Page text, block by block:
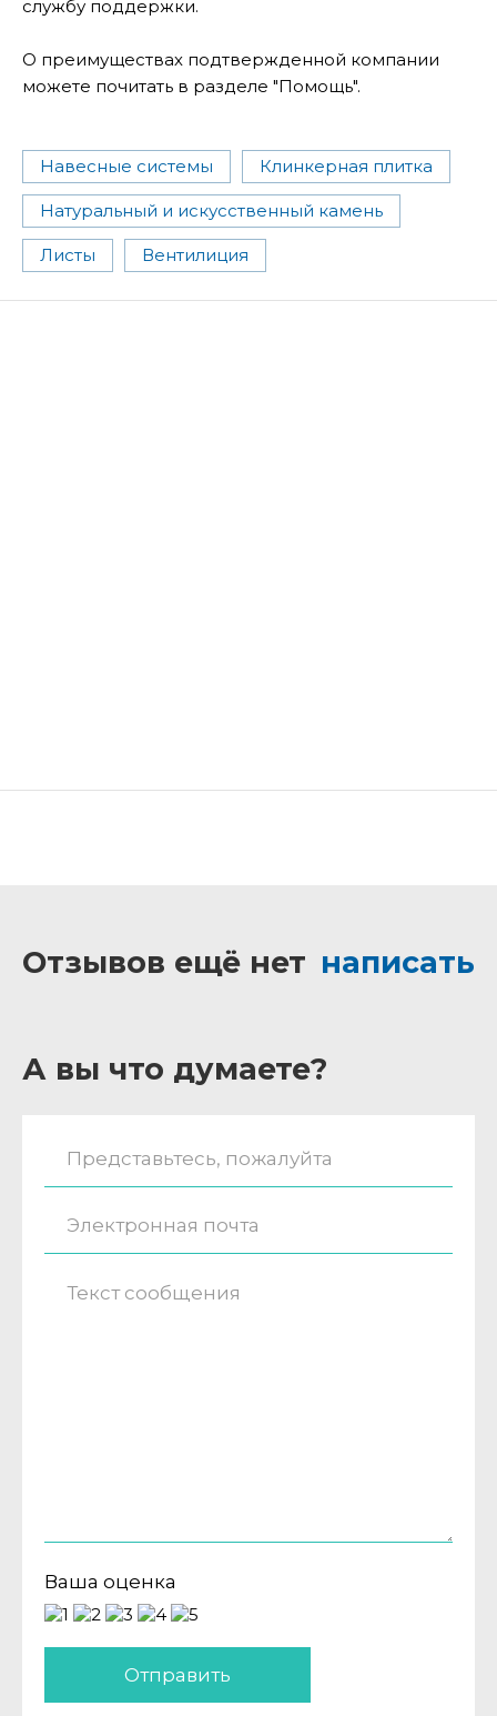
службу поддержки.
О преимуществах подтвержденной компании
можете почитать в разделе "Помощь".
Навесные системы Клинкерная плитка
Натуральный и искусственный камень
Листы Вентилиция
Отзывов ещё нет написать
А вы что думаете?
Ваша оценка
Отправить